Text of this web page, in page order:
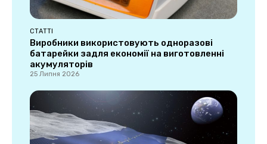
СТАТТІ
Виробники використовують одноразові
батарейки задля економії на виготовленні
акумуляторів
25 Липня 2026